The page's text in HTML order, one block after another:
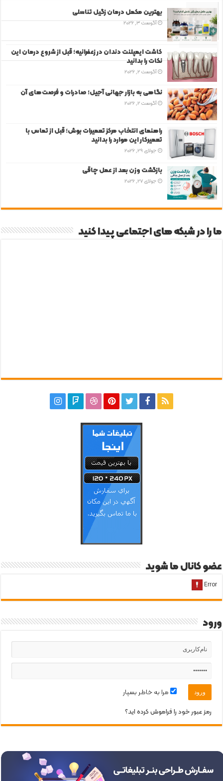
محبوب
دیدگاه‌ها
برچسب‌ها
بهترین مکمل درمان زگیل تناسلی
آگوست 3, 2026
کاشت ایمپلنت دندان در زعفرانیه؛ قبل از شروع درمان این
نکات را بدانید
آگوست 2, 2026
نگاهی به بازار جهانی آجیل؛ صادرات و فرصت‌های آن
آگوست 2, 2026
راهنمای انتخاب مرکز تعمیرات بوش؛ قبل از تماس با
تعمیرکار این موارد را بدانید
جولای 29, 2026
بازگشت وزن بعد از عمل چاقی
جولای 27, 2026
ما را در شبکه های اجتماعی پیدا کنید
عضو کانال ما شوید
ورود
مرا به خاطر بسپار
رمز عبور خود را فراموش کرده اید؟